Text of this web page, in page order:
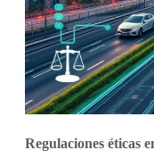
Regulaciones éticas